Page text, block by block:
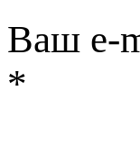
Ваш e-
*